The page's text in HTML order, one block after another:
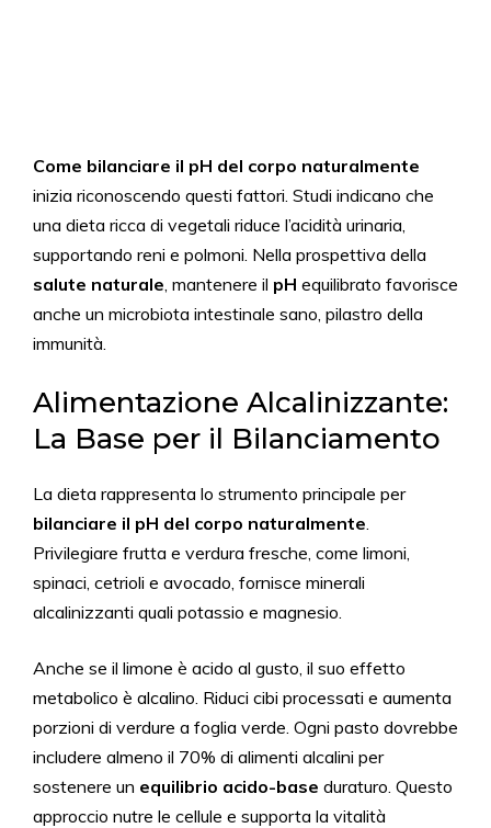
Come bilanciare il pH del corpo naturalmente
inizia riconoscendo questi fattori. Studi indicano che
una dieta ricca di vegetali riduce l’acidità urinaria,
supportando reni e polmoni. Nella prospettiva della
salute naturale, mantenere il pH equilibrato favorisce
anche un microbiota intestinale sano, pilastro della
immunità.
Alimentazione Alcalinizzante:
La Base per il Bilanciamento
La dieta rappresenta lo strumento principale per
bilanciare il pH del corpo naturalmente.
Privilegiare frutta e verdura fresche, come limoni,
spinaci, cetrioli e avocado, fornisce minerali
alcalinizzanti quali potassio e magnesio.
Anche se il limone è acido al gusto, il suo effetto
metabolico è alcalino. Riduci cibi processati e aumenta
porzioni di verdure a foglia verde. Ogni pasto dovrebbe
includere almeno il 70% di alimenti alcalini per
sostenere un equilibrio acido-base duraturo. Questo
approccio nutre le cellule e supporta la vitalità